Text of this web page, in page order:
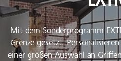
Mit dem Sonderprogramm
Grenze gesetzt.
einer großen Auswahl an